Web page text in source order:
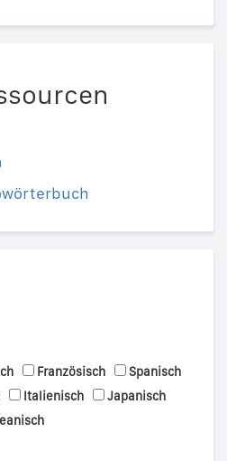
Französisch
Spanisch
Italienisch
Japanisch